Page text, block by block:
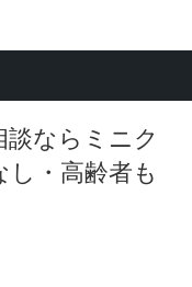
談ならミニク
し・高齢者も